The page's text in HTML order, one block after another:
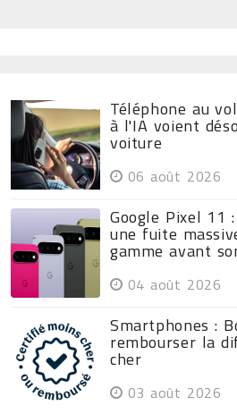
Téléphone au
à l'IA voient
voiture
06 août 2026
Google Pixel 11
une fuite
gamme avant
04 août 2026
Smartphones :
rembourser la
cher
03 août 2026